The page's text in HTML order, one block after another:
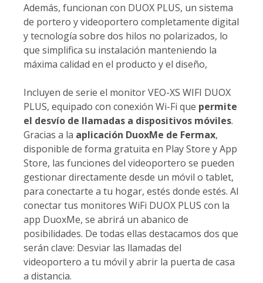
Además, funcionan con DUOX PLUS, un sistema
de portero y videoportero completamente digital
y tecnología sobre dos hilos no polarizados, lo
que simplifica su instalación manteniendo la
máxima calidad en el producto y el diseño,
Incluyen de serie el monitor VEO-XS WIFI DUOX
PLUS, equipado con conexión Wi-Fi que permite
el desvío de llamadas a dispositivos móviles.
Gracias a la aplicación DuoxMe de Fermax,
disponible de forma gratuita en Play Store y App
Store, las funciones del videoportero se pueden
gestionar directamente desde un móvil o tablet,
para conectarte a tu hogar, estés donde estés. Al
conectar tus monitores WiFi DUOX PLUS con la
app DuoxMe, se abrirá un abanico de
posibilidades. De todas ellas destacamos dos que
serán clave: Desviar las llamadas del
videoportero a tu móvil y abrir la puerta de casa
a distancia.